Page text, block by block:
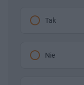
Tak
Nie